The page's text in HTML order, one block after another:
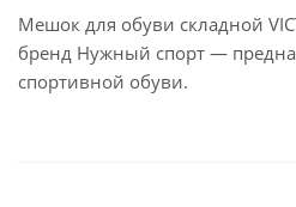
Мешок для обуви складной
бренд Нужный спорт —
спортивной обуви.